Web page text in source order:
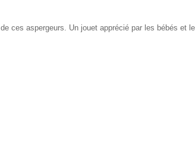
de ces aspergeurs. Un jouet apprécié par les bébés et